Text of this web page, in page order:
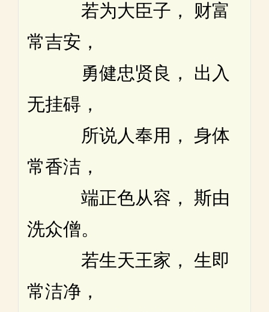
若为大臣子， 财富
常吉安，
勇健忠贤良， 出入
无挂碍，
所说人奉用， 身体
常香洁，
端正色从容， 斯由
洗众僧。
若生天王家， 生即
常洁净，